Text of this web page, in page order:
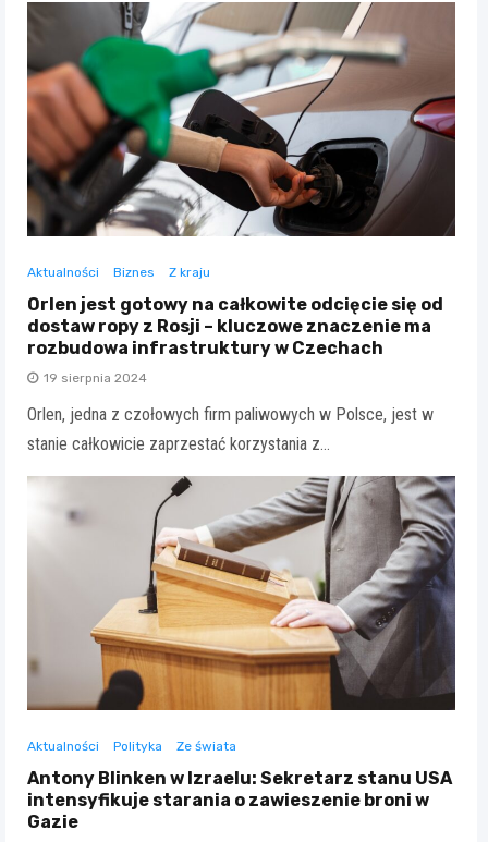
Aktualności Biznes Z kraju
Orlen jest gotowy na całkowite odcięcie się od
dostaw ropy z Rosji – kluczowe znaczenie ma
rozbudowa infrastruktury w Czechach
19 sierpnia 2024
Orlen, jedna z czołowych firm paliwowych w Polsce, jest w
stanie całkowicie zaprzestać korzystania z…
Aktualności Polityka Ze świata
Antony Blinken w Izraelu: Sekretarz stanu USA
intensyfikuje starania o zawieszenie broni w
Gazie